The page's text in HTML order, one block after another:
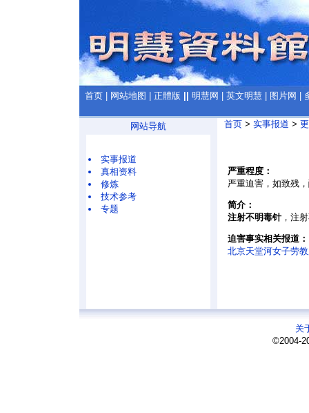
首页 网站地图 正體版 明慧网 英文明慧 图片网
网站导航
实事报道
真相资料
修炼
技术参考
专题
首页 > 实事报道 >
严重程度：
严重迫害，如致残
简介：
注射不明毒针，注
迫害事实相关报道：
北京天堂河女子劳
关
©2004-